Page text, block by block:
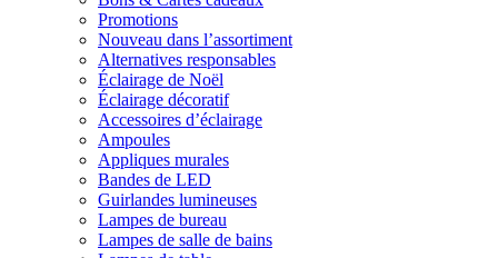
Promotions
Nouveau dans l’assortiment
Alternatives responsables
Éclairage de Noël
Éclairage décoratif
Accessoires d’éclairage
Ampoules
Appliques murales
Bandes de LED
Guirlandes lumineuses
Lampes de bureau
Lampes de salle de bains